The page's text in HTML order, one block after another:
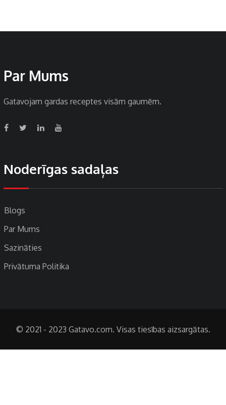
Par Mums
Gatavojam gardas receptes visām gaumēm.
Noderīgas sadaļas
Blogs
Par Mums
Sazināties
Privātuma Politika
© 2021 - 2023 Gatavo.com. Visas tiesības aizsargātas.